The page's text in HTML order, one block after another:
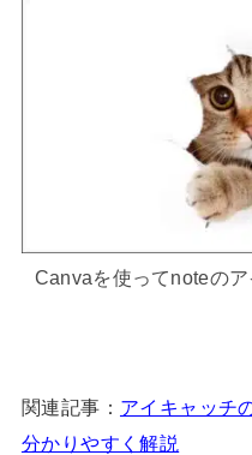
Canvaを使ってnoteの
関連記事： アイキャッチ
分かりやすく解説